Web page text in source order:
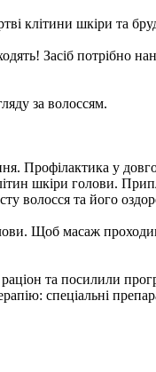
клітини шкіри та
Засіб потрібно
за волоссям.
у
шкіри голови.
волосся та його
Щоб масаж
та посилили
спеціальні